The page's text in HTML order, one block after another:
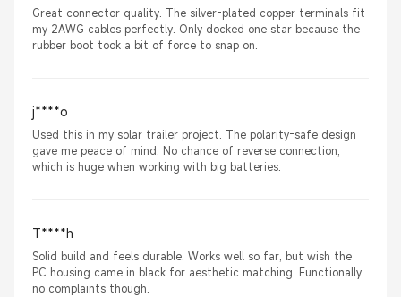
Great connector quality. The silver-plated copper terminals fit
my 2AWG cables perfectly. Only docked one star because the
rubber boot took a bit of force to snap on.
j****o
Used this in my solar trailer project. The polarity-safe design
gave me peace of mind. No chance of reverse connection,
which is huge when working with big batteries.
T****h
Solid build and feels durable. Works well so far, but wish the
PC housing came in black for aesthetic matching. Functionally
no complaints though.